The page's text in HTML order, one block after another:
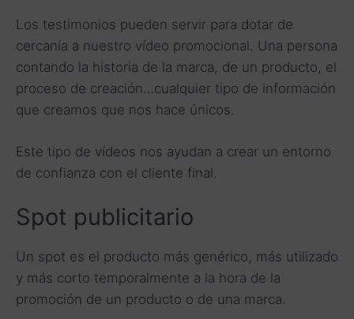
Los testimonios pueden servir para dotar de
cercanía a nuestro vídeo promocional. Una persona
contando la historia de la marca, de un producto, el
proceso de creación…cualquier tipo de información
que creamos que nos hace únicos.
Este tipo de vídeos nos ayudan a crear un entorno
de confianza con el cliente final.
Spot publicitario
Un spot es el producto más genérico, más utilizado
y más corto temporalmente a la hora de la
promoción de un producto o de una marca.